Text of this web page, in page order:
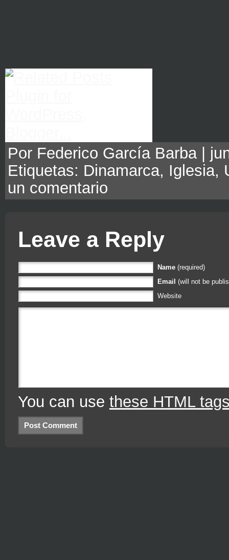
Por Federico García Barba |
Etiquetas: Dinamarca, Iglesia,
un comentario
Leave a Reply
Name (required)
Email (will not be
Website
You can use these HTML